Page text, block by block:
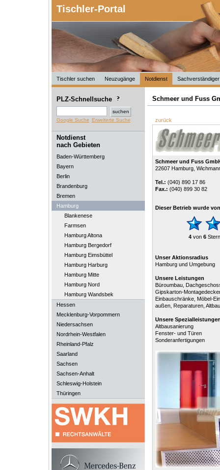
Tischler-Portal
Tischler suchen Neuzugänge Notdienst Sachverständiger
PLZ-Schnellsuche
Google Suche Erweiterte Suche
Notdienst
nach Gebieten
Baden-Württemberg
Bayern
Berlin
Brandenburg
Bremen
Hamburg
Blankenese
Farmsen
Hamburg Altona
Hamburg Bergedorf
Hamburg Eimsbüttel
Hamburg Harburg
Hamburg Mitte
Hamburg Nord
Hamburg Wandsbek
Hessen
Mecklenburg-Vorpommern
Niedersachsen
Nordrhein-Westfalen
Rheinland-Pfalz
Saarland
Sachsen
Sachsen-Anhalt
Schleswig-Holstein
Thüringen
Schmeer und Fuss
zurück
Schmeer und Fuss
22607 Hamburg,
Tel.: (040) 890 17 86
Fax.: (040) 899 30 82
Dieser Betrieb wurde
4von 6
Unser Aktionsradius
Hamburg und Umgebung
Unsere Leistungen
Büroumbau,
Gipskarton-
Einbauschränke, Möbel-
außen, Reparaturen,
Unsere
Altbausanierung
Fenster- und Türen
Sonderanfertigungen